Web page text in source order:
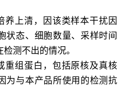
养上清，因该类样本干扰因
状态、细胞数量、采样时间
测不出的情况。
重组蛋白，包括原核及真核
为与本产品所使用的检测抗